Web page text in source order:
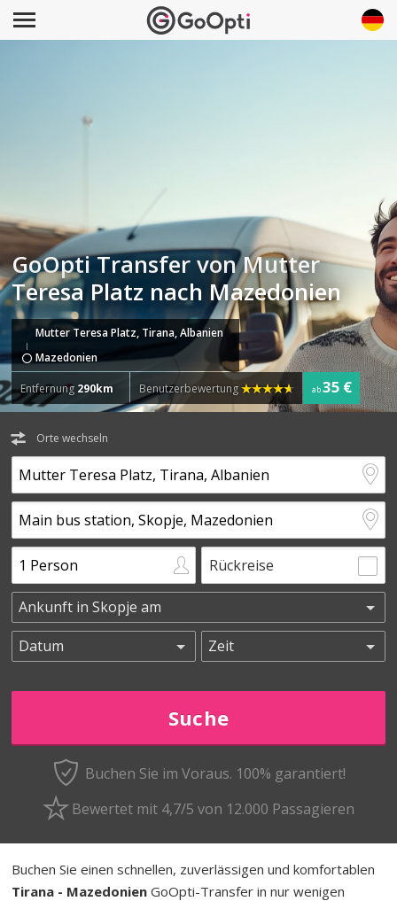
GoOpti Transfer von Mutter
Teresa Platz nach Mazedonien
Mutter Teresa Platz, Tirana, Albanien
Mazedonien
Entfernung 290km Benutzerbewertung ab35 €
Orte wechseln
Rückreise
Buchen Sie im Voraus. 100% garantiert!
Bewertet mit 4,7/5 von 12.000 Passagieren
Buchen Sie einen schnellen, zuverlässigen und komfortablen
Tirana - Mazedonien GoOpti-Transfer in nur wenigen